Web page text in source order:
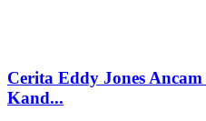
Cerita Eddy Jones
Kand...